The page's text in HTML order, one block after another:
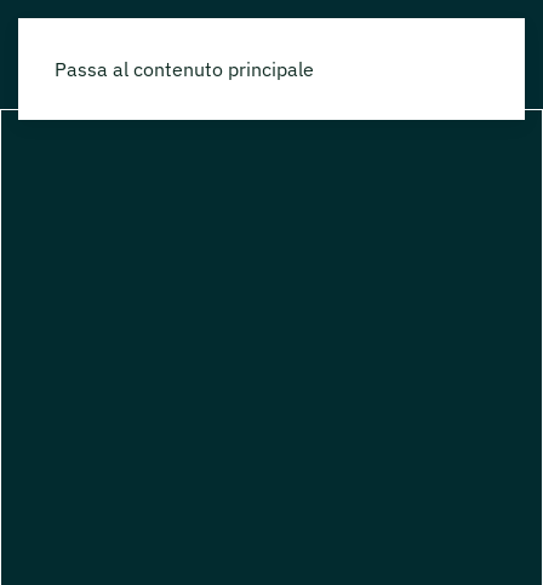
Passa al contenuto principale